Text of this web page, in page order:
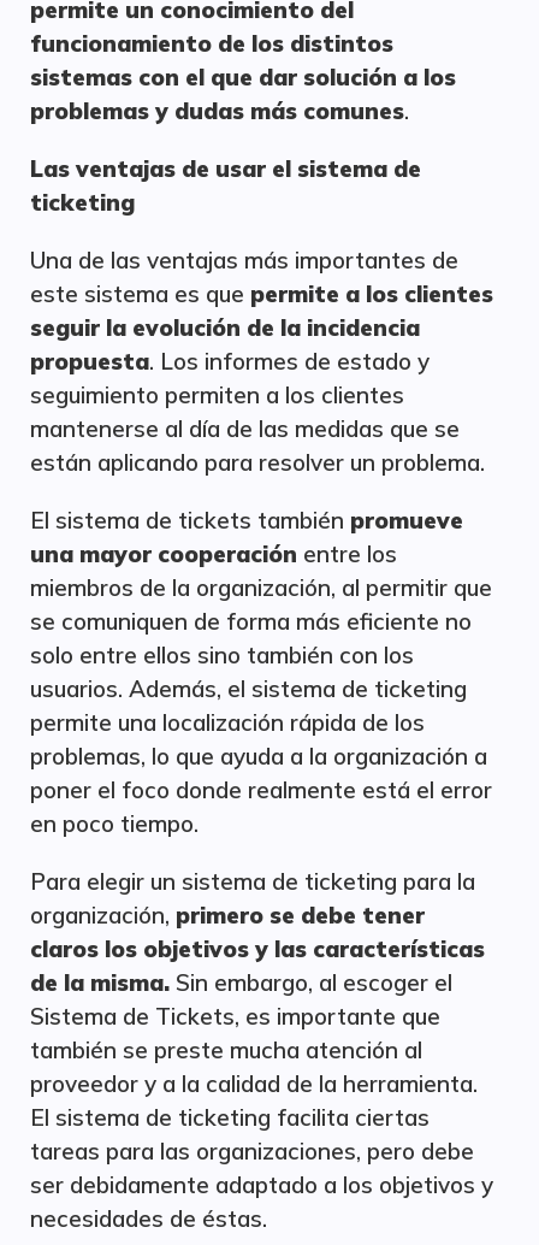
permite un conocimiento del
funcionamiento de los distintos
sistemas con el que dar solución a los
problemas y dudas más comunes.
Las ventajas de usar el sistema de
ticketing
Una de las ventajas más importantes de
este sistema es que permite a los clientes
seguir la evolución de la incidencia
propuesta. Los informes de estado y
seguimiento permiten a los clientes
mantenerse al día de las medidas que se
están aplicando para resolver un problema.
El sistema de tickets también promueve
una mayor cooperación entre los
miembros de la organización, al permitir que
se comuniquen de forma más eficiente no
solo entre ellos sino también con los
usuarios. Además, el sistema de ticketing
permite una localización rápida de los
problemas, lo que ayuda a la organización a
poner el foco donde realmente está el error
en poco tiempo.
Para elegir un sistema de ticketing para la
organización, primero se debe tener
claros los objetivos y las características
de la misma. Sin embargo, al escoger el
Sistema de Tickets, es importante que
también se preste mucha atención al
proveedor y a la calidad de la herramienta.
El sistema de ticketing facilita ciertas
tareas para las organizaciones, pero debe
ser debidamente adaptado a los objetivos y
necesidades de éstas.